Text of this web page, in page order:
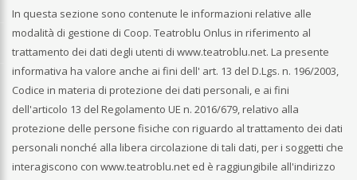
In questa sezione sono contenute le informazioni relative alle
modalità di gestione di Coop. Teatroblu Onlus in riferimento al
trattamento dei dati degli utenti di www.teatroblu.net. La presente
informativa ha valore anche ai fini dell' art. 13 del D.Lgs. n. 196/2003,
Codice in materia di protezione dei dati personali, e ai fini
dell'articolo 13 del Regolamento UE n. 2016/679, relativo alla
protezione delle persone fisiche con riguardo al trattamento dei dati
personali nonché alla libera circolazione di tali dati, per i soggetti che
interagiscono con www.teatroblu.net ed è raggiungibile all'indirizzo